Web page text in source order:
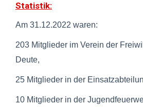
Statistik:
Am 31.12.2022 waren:
203 Mitglieder im Verein der
Deute,
25 Mitglieder in der
10 Mitglieder in der